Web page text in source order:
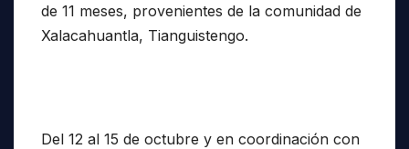
de 11 meses, provenientes de la comunidad de
Xalacahuantla, Tianguistengo.
Del 12 al 15 de octubre y en coordinación con